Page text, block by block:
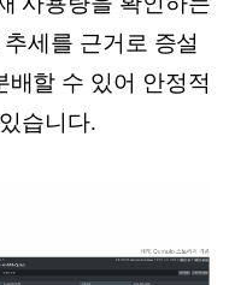
세를 근거로 증설
할 수 있어 안정적
습니다.